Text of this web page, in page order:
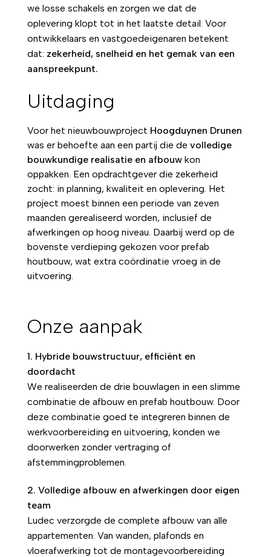
we losse schakels en zorgen we dat de
oplevering klopt tot in het laatste detail. Voor
ontwikkelaars en vastgoedeigenaren betekent
dat: zekerheid, snelheid en het gemak van een
aanspreekpunt.
Uitdaging
Voor het nieuwbouwproject Hoogduynen Drunen
was er behoefte aan een partij die de volledige
bouwkundige realisatie en afbouw kon
oppakken. Een opdrachtgever die zekerheid
zocht: in planning, kwaliteit en oplevering. Het
project moest binnen een periode van zeven
maanden gerealiseerd worden, inclusief de
afwerkingen op hoog niveau. Daarbij werd op de
bovenste verdieping gekozen voor prefab
houtbouw, wat extra coördinatie vroeg in de
uitvoering.
Onze aanpak
1. Hybride bouwstructuur, efficiënt en
doordacht
We realiseerden de drie bouwlagen in een slimme
combinatie de afbouw en prefab houtbouw. Door
deze combinatie goed te integreren binnen de
werkvoorbereiding en uitvoering, konden we
doorwerken zonder vertraging of
afstemmingproblemen.
2. Volledige afbouw en afwerkingen door eigen
team
Ludec verzorgde de complete afbouw van alle
appartementen. Van wanden, plafonds en
vloerafwerking tot de montagevoorbereiding